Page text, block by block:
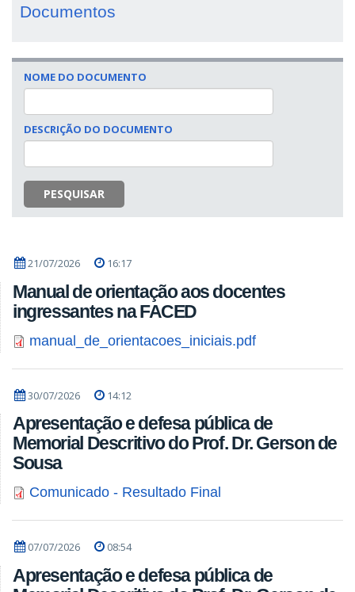
Documentos
NOME DO DOCUMENTO
DESCRIÇÃO DO DOCUMENTO
PESQUISAR
21/07/2026 16:17
Manual de orientação aos docentes
ingressantes na FACED
manual_de_orientacoes_iniciais.pdf
30/07/2026 14:12
Apresentação e defesa pública de
Memorial Descritivo do Prof. Dr. Gerson de
Sousa
Comunicado - Resultado Final
07/07/2026 08:54
Apresentação e defesa pública de